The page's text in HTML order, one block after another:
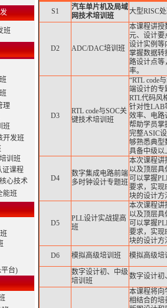
班
理
班
开发班
训班
证课程
心技术
能班
台)
S1
汽车单片机及局域
网技术培训班
大型RISC
D2 ADC/DAC培训班
本课程讲授
元、设计要
设计实例等
掌握数据转
路设计点等
率。
D3
RTL code与SOC关
键技术培训班
“RTL code
端设计的专
RTL代码风
针对性LAB
效率、电路
帮助学员掌
完整ASIC
够熟悉典型
具备中级以
D4
数字集成电路前端
多时钟设计专题班
本次课程讲
以及顶层
可以掌握
要求，实现
块的设计方
D5
PLL设计实战提高
班
本次课程讲
以及顶层
可以掌握
要求，实现
块的设计方
D6
模拟高级培训班
模拟高级培
数字设计初、中级
培训班
数字设计初
本课程将向
相结合的培